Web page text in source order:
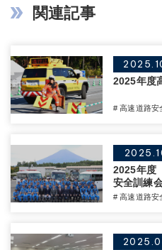
関連記事
2025年度
# 高速道路安
2025年度
安全訓練
# 高速道路安